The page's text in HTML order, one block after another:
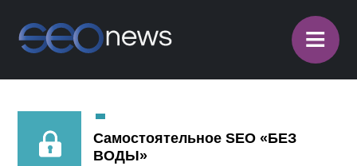
≡
Самостоятельное SEO «БЕЗ
ВОДЫ»